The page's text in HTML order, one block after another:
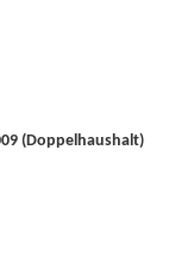
(Doppelhaushalt)